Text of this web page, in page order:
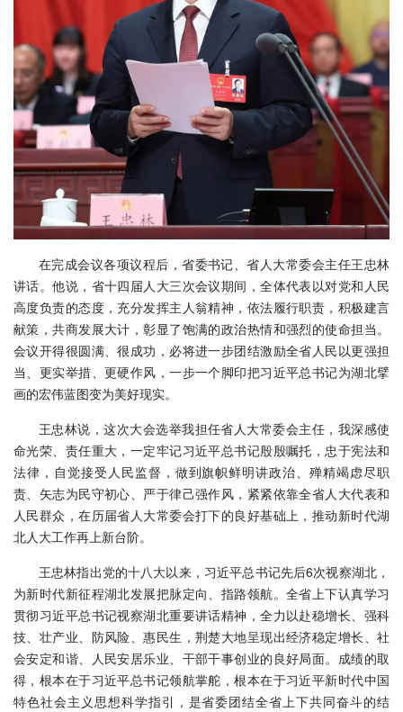
在完成会议各项议程后，省委书记、省人大常委会主任王忠林
讲话。他说，省十四届人大三次会议期间，全体代表以对党和人民
高度负责的态度，充分发挥主人翁精神，依法履行职责，积极建言
献策，共商发展大计，彰显了饱满的政治热情和强烈的使命担当。
会议开得很圆满、很成功，必将进一步团结激励全省人民以更强担
当、更实举措、更硬作风，一步一个脚印把习近平总书记为湖北擘
画的宏伟蓝图变为美好现实。
王忠林说，这次大会选举我担任省人大常委会主任，我深感使
命光荣、责任重大，一定牢记习近平总书记殷殷嘱托，忠于宪法和
法律，自觉接受人民监督，做到旗帜鲜明讲政治、殚精竭虑尽职
责、矢志为民守初心、严于律己强作风，紧紧依靠全省人大代表和
人民群众，在历届省人大常委会打下的良好基础上，推动新时代湖
北人大工作再上新台阶。
王忠林指出党的十八大以来，习近平总书记先后6次视察湖北，
为新时代新征程湖北发展把脉定向、指路领航。全省上下认真学习
贯彻习近平总书记视察湖北重要讲话精神，全力以赴稳增长、强科
技、壮产业、防风险、惠民生，荆楚大地呈现出经济稳定增长、社
会安定和谐、人民安居乐业、干部干事创业的良好局面。成绩的取
得，根本在于习近平总书记领航掌舵，根本在于习近平新时代中国
特色社会主义思想科学指引，是省委团结全省上下共同奋斗的结